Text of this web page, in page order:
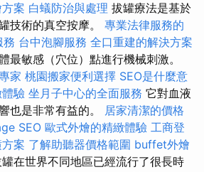
案 白蟻防治與處理 拔罐療法是基於
技術的真空按摩。 專業法律服務的
務 台中泡腳服務 全口重建的解決方案
最敏感（穴位）點進行機械刺激。
家 桃園搬家便利選擇 SEO是什麼意
驗 坐月子中心的全面服務 它對血液
也是非常有益的。 居家清潔的價格
SEO 歐式外燴的精緻體驗 工商登
案 了解助聽器價格範圍 buffet外燴
在世界不同地區已經流行了很長時